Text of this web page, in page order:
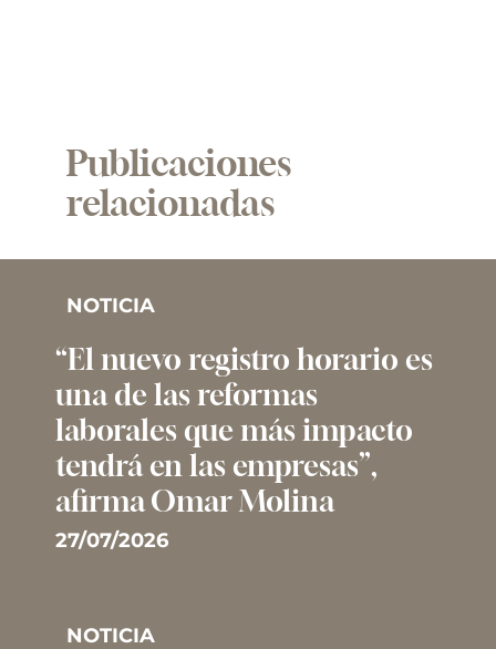
Publicaciones
relacionadas
NOTICIA
“El nuevo registro horario es
una de las reformas
laborales que más impacto
tendrá en las empresas”,
afirma Omar Molina
27/07/2026
NOTICIA